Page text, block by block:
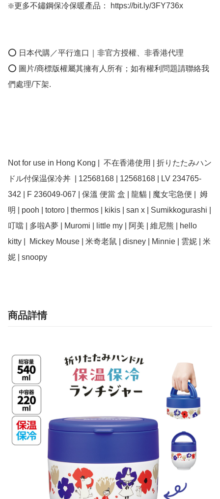
❇️更多不鏽鋼保冷保暖產品： https://bit.ly/3FY736x
⭕ 日本代購／平行進口｜非官方授權、非香港代理
⭕ 圖片/商標版權屬其擁有人所有；如有權利問題請聯絡我
們處理/下架.
Not for use in Hong Kong |  不在香港使用 | 折りたたみハン
ドル付保温保冷丼  | 12568168 | 12568168 | LV 234765-
342 | F 236049-067 | 保溫 便當 盒 | 龍貓 | 魔女宅急便 |  姆
明 | pooh | totoro | thermos | kikis | san x | Sumikkogurashi |
叮噹 | 多啦A夢 | Muromi | little my | 阿美 | 維尼熊 | hello
kitty |  Mickey Mouse | 米奇老鼠 | disney | Minnie | 雲妮 | 米
商品詳情